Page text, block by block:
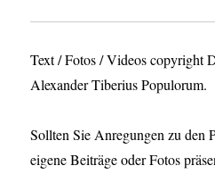
Text / Fotos / Videos copyright
Alexander Tiberius Populorum.
Sollten Sie Anregungen zu den
eigene Beiträge oder Fotos